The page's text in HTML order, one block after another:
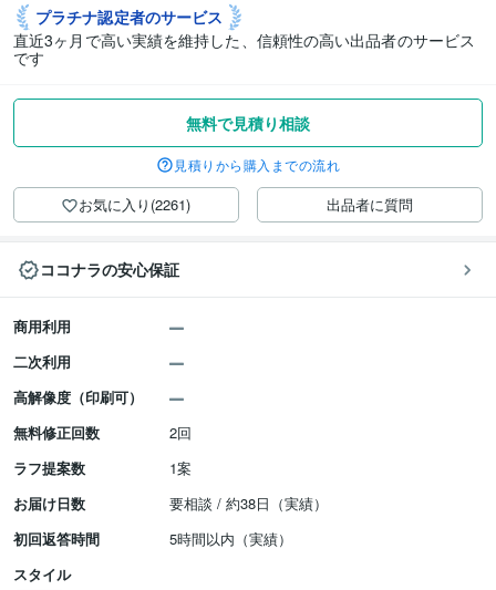
プラチナ認定者のサービス
直近3ヶ月で高い実績を維持した、信頼性の高い出品者のサービス
です
無料で見積り相談
見積りから購入までの流れ
お気に入り(2261) 出品者に質問
ココナラの安心保証
商用利用
二次利用
高解像度（印刷可）
無料修正回数
2回
ラフ提案数
1案
お届け日数
要相談 / 約38日（実績）
初回返答時間
5時間以内（実績）
スタイル